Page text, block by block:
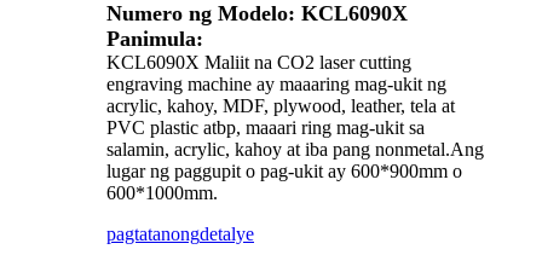
Numero ng Modelo: KCL6090X
Panimula:
KCL6090X Maliit na CO2 laser cutting
engraving machine ay maaaring mag-ukit ng
acrylic, kahoy, MDF, plywood, leather, tela at
PVC plastic atbp, maaari ring mag-ukit sa
salamin, acrylic, kahoy at iba pang nonmetal.Ang
lugar ng paggupit o pag-ukit ay 600*900mm o
600*1000mm.
pagtatanongdetalye